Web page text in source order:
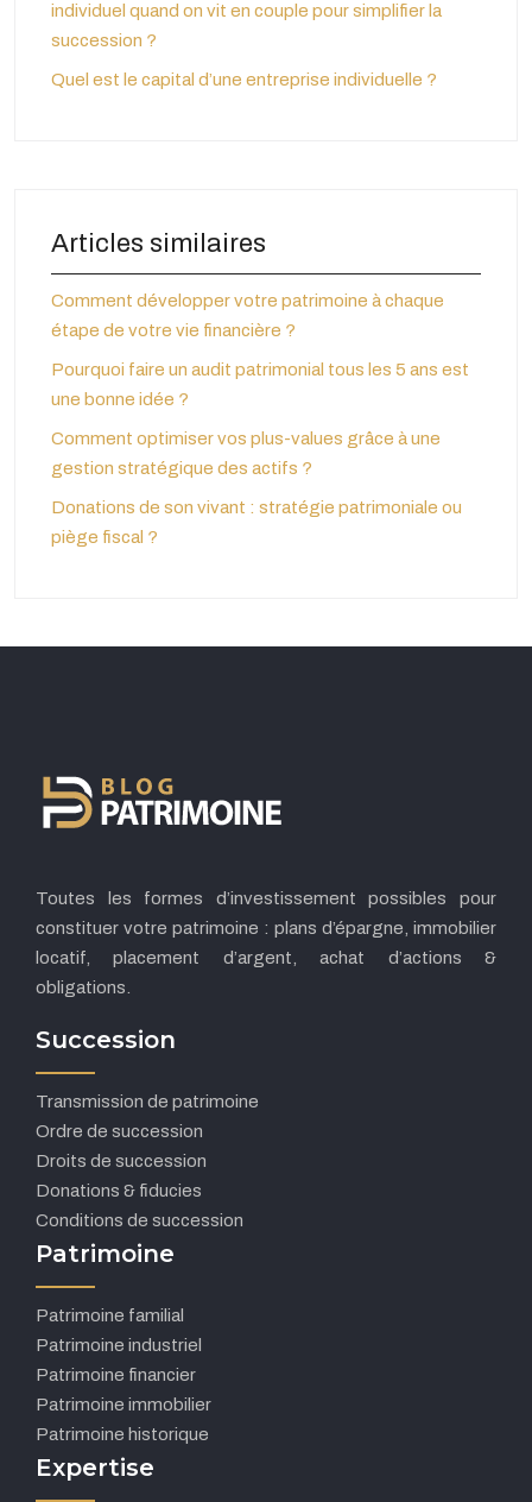
individuel quand on vit en couple pour simplifier la
succession ?
Quel est le capital d’une entreprise individuelle ?
Articles similaires
Comment développer votre patrimoine à chaque
étape de votre vie financière ?
Pourquoi faire un audit patrimonial tous les 5 ans est
une bonne idée ?
Comment optimiser vos plus-values grâce à une
gestion stratégique des actifs ?
Donations de son vivant : stratégie patrimoniale ou
piège fiscal ?
Toutes les formes d’investissement possibles pour
constituer votre patrimoine : plans d’épargne, immobilier
locatif, placement d’argent, achat d’actions &
obligations.
Succession
Transmission de patrimoine
Ordre de succession
Droits de succession
Donations & fiducies
Conditions de succession
Patrimoine
Patrimoine familial
Patrimoine industriel
Patrimoine financier
Patrimoine immobilier
Patrimoine historique
Expertise